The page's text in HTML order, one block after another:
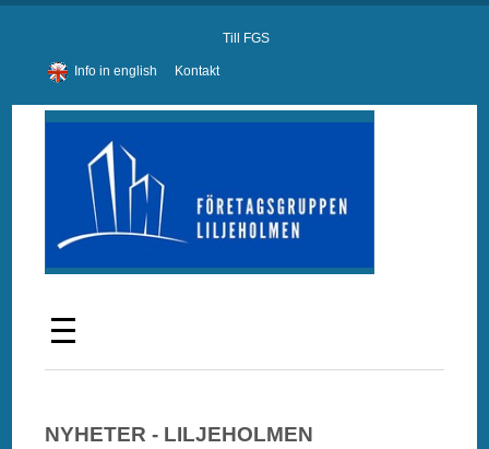
Till FGS
Info in english Kontakt
NYHETER - LILJEHOLMEN